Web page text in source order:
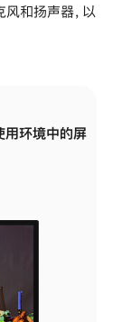
和扬声器，以
用环境中的屏